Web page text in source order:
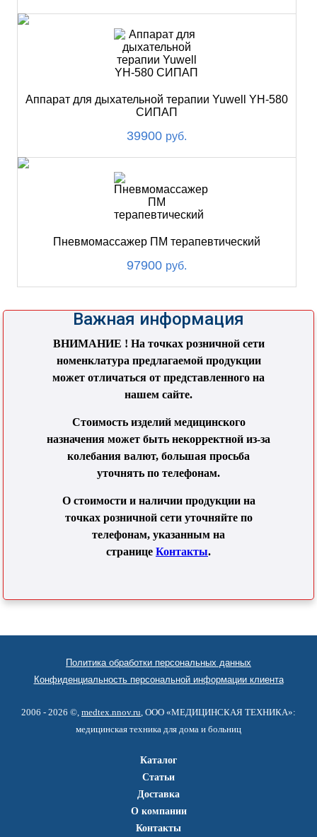
Аппарат для дыхательной терапии Yuwell YH-580
СИПАП
39900 руб.
Пневмомассажер ПМ терапевтический
97900 руб.
Важная информация
ВНИМАНИЕ ! На точках розничной сети
номенклатура предлагаемой продукции
может отличаться от представленного на
нашем сайте.
Стоимость изделий медицинского
назначения может быть некорректной из-за
колебания валют, большая просьба
уточнять по телефонам.
О стоимости и наличии продукции на
точках розничной сети уточняйте по
телефонам, указанным на
странице Контакты.
Политика обработки персональных данных
Конфиденциальность персональной информации клиента
2006 - 2026 ©, medtex.nnov.ru , ООО «МЕДИЦИНСКАЯ ТЕХНИКА»:
медицинская техника для дома и больниц
Каталог
Статьи
Доставка
О компании
Контакты